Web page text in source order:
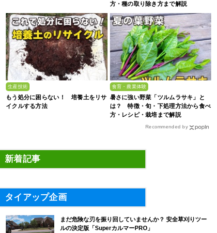
方・種の取り除き方まで解説
生産技術
もう処分に困らない！ 培養土をリサ
イクルする方法
食育・農業体験
暑さに強い野菜「ツルムラサキ」と
は？ 特徴・旬・下処理方法から食べ
方・レシピ・栽培まで解説
Recommended by
新着記事
タイアップ企画
まだ危険な刃を振り回していませんか？ 安全草刈りツー
ルの決定版「SuperカルマーPRO」